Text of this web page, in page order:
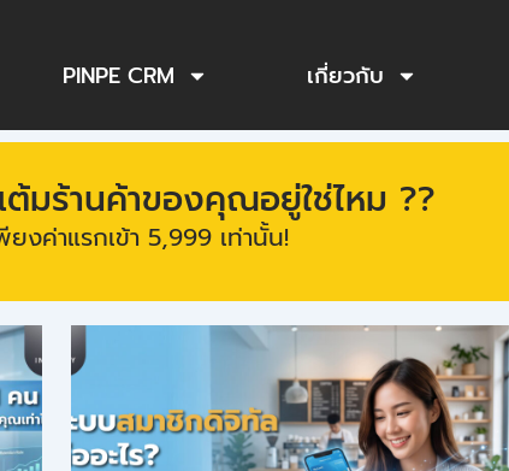
PINPE CRM เกี่ยวกับ
มร้านค้าของคุณอยู่ใช่ไหม ??
งค่าแรกเข้า 5,999 เท่านั้น!